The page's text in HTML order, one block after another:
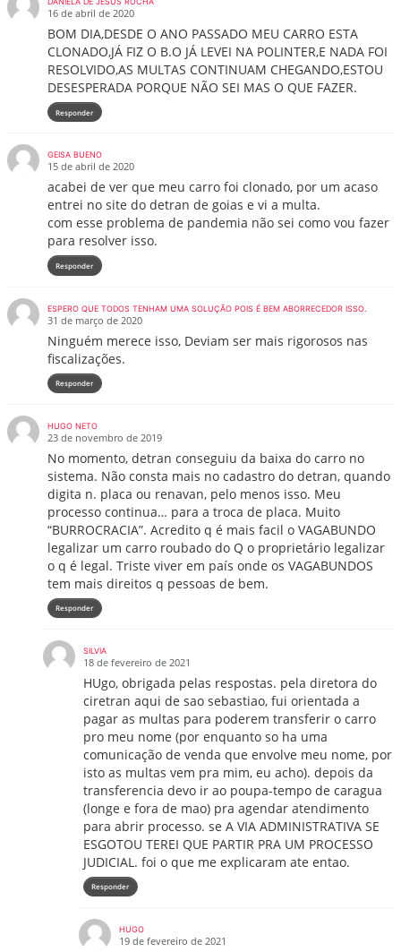
16 de abril de 2020
BOM DIA,DESDE O ANO PASSADO MEU CARRO ESTA
CLONADO,JÁ FIZ O B.O JÁ LEVEI NA POLINTER,E NADA FOI
RESOLVIDO,AS MULTAS CONTINUAM CHEGANDO,ESTOU
DESESPERADA PORQUE NÃO SEI MAS O QUE FAZER.
Responder
GEISA BUENO
15 de abril de 2020
acabei de ver que meu carro foi clonado, por um acaso
entrei no site do detran de goias e vi a multa.
com esse problema de pandemia não sei como vou fazer
para resolver isso.
Responder
ESPERO QUE TODOS TENHAM UMA SOLUÇÃO POIS É BEM ABORRECEDOR ISSO.
31 de março de 2020
Ninguém merece isso, Deviam ser mais rigorosos nas
fiscalizações.
Responder
HUGO NETO
23 de novembro de 2019
No momento, detran conseguiu da baixa do carro no
sistema. Não consta mais no cadastro do detran, quando
digita n. placa ou renavan, pelo menos isso. Meu
processo continua… para a troca de placa. Muito
“BURROCRACIA”. Acredito q é mais facil o VAGABUNDO
legalizar um carro roubado do Q o proprietário legalizar
o q é legal. Triste viver em país onde os VAGABUNDOS
tem mais direitos q pessoas de bem.
Responder
SILVIA
18 de fevereiro de 2021
HUgo, obrigada pelas respostas. pela diretora do
ciretran aqui de sao sebastiao, fui orientada a
pagar as multas para poderem transferir o carro
pro meu nome (por enquanto so ha uma
comunicação de venda que envolve meu nome, por
isto as multas vem pra mim, eu acho). depois da
transferencia devo ir ao poupa-tempo de caragua
(longe e fora de mao) pra agendar atendimento
para abrir processo. se A VIA ADMINISTRATIVA SE
ESGOTOU TEREI QUE PARTIR PRA UM PROCESSO
JUDICIAL. foi o que me explicaram ate entao.
Responder
HUGO
19 de fevereiro de 2021